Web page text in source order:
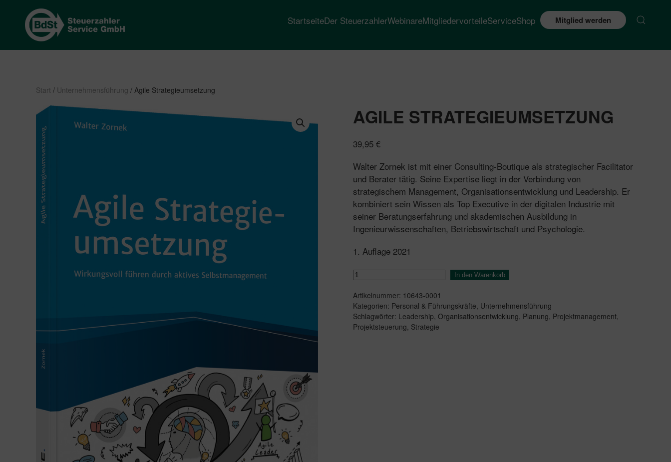
StartseiteDer SteuerzahlerWebinareMitgliedervorteileServiceShop Mitglied werden
Start / Unternehmensführung / Agile Strategieumsetzung
AGILE STRATEGIEUMSETZUNG
39,95 €
Walter Zornek ist mit einer Consulting-Boutique als strategischer Facilitator
und Berater tätig. Seine Expertise liegt in der Verbindung von
strategischem Management, Organisationsentwicklung und Leadership. Er
kombiniert sein Wissen als Top Executive in der digitalen Industrie mit
seiner Beratungserfahrung und akademischen Ausbildung in
Ingenieurwissenschaften, Betriebswirtschaft und Psychologie.
1. Auflage 2021
Agile
Menge
In den Warenkorb
Artikelnummer: 10643-0001
Kategorien: Personal & Führungskräfte, Unternehmensführung
Schlagwörter: Leadership, Organisationsentwicklung, Planung, Projektmanagement,
Projektsteuerung, Strategie